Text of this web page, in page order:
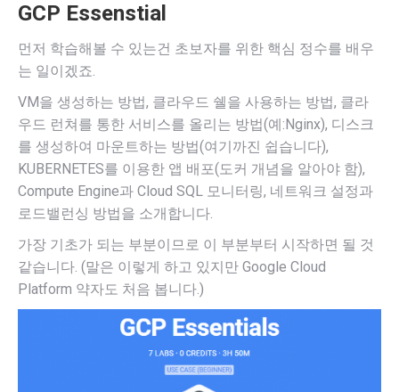
GCP Essenstial
먼저 학습해볼 수 있는건 초보자를 위한 핵심 정수를 배우
는 일이겠죠.
VM을 생성하는 방법, 클라우드 쉘을 사용하는 방법, 클라
우드 런쳐를 통한 서비스를 올리는 방법(예:Nginx), 디스크
를 생성하여 마운트하는 방법(여기까진 쉽습니다),
KUBERNETES를 이용한 앱 배포(도커 개념을 알아야 함),
Compute Engine과 Cloud SQL 모니터링, 네트워크 설정과
로드밸런싱 방법을 소개합니다.
가장 기초가 되는 부분이므로 이 부분부터 시작하면 될 것
같습니다. (말은 이렇게 하고 있지만 Google Cloud
Platform 약자도 처음 봅니다.)